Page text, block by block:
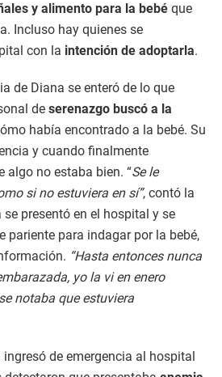
y alimento para la bebé que
Incluso hay quienes se
con la intención de adoptarla.
de Diana se enteró de lo que
de serenazgo buscó a la
había encontrado a la bebé. Su
y cuando finalmente
algo no estaba bien. “Se le
si no estuviera en sí”, contó la
presentó en el hospital y se
pariente para indagar por la bebé,
“Hasta entonces nunca
yo la vi en enero
notaba que estuviera
de emergencia al hospital